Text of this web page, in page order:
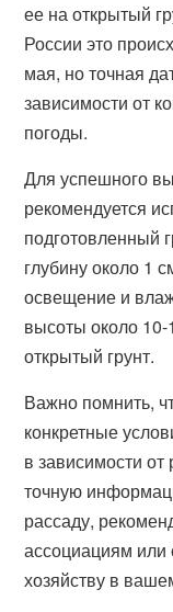
ее на открытый
России это
мая, но точная
зависимости от
погоды.
Для успешного
рекомендуется
подготовленный
глубину около 1
освещение и
высоты около
открытый грунт.
Важно помнить,
конкретные
в зависимости
точную
рассаду,
ассоциациям или
хозяйству в